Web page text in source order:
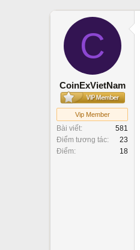
a
e
r
C
CoinExVietNam
Vip Member
Bài viết
581
Điểm tương tác
23
Điểm
18